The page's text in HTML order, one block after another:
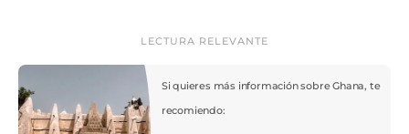
LECTURA RELEVANTE
Si quieres más información sobre Ghana, te
recomiendo: